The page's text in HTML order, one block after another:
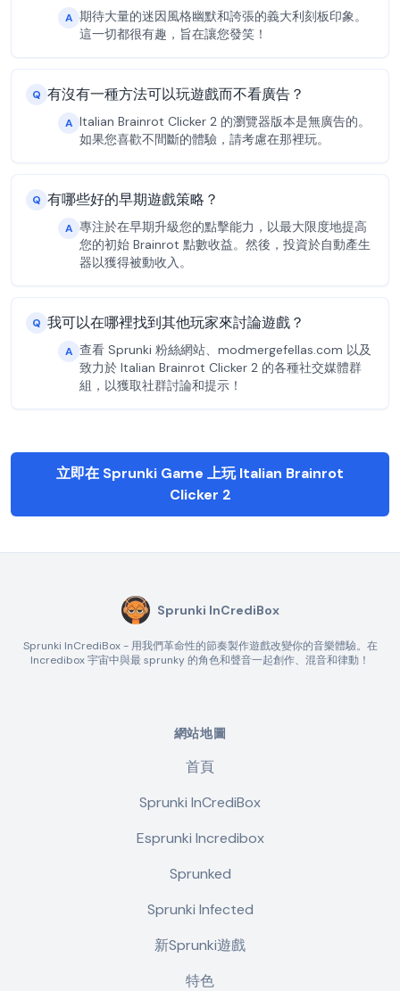
A 期待大量的迷因風格幽默和誇張的義大利刻板印象。
這一切都很有趣，旨在讓您發笑！
Q 有沒有一種方法可以玩遊戲而不看廣告？
A Italian Brainrot Clicker 2 的瀏覽器版本是無廣告的。
如果您喜歡不間斷的體驗，請考慮在那裡玩。
Q 有哪些好的早期遊戲策略？
A 專注於在早期升級您的點擊能力，以最大限度地提高
您的初始 Brainrot 點數收益。然後，投資於自動產生
器以獲得被動收入。
Q 我可以在哪裡找到其他玩家來討論遊戲？
A 查看 Sprunki 粉絲網站、modmergefellas.com 以及
致力於 Italian Brainrot Clicker 2 的各種社交媒體群
組，以獲取社群討論和提示！
立即在 Sprunki Game 上玩 Italian Brainrot
Clicker 2
Sprunki InCrediBox
Sprunki InCrediBox - 用我們革命性的節奏製作遊戲改變你的音樂體驗。在
Incredibox 宇宙中與最 sprunky 的角色和聲音一起創作、混音和律動！
網站地圖
首頁
Sprunki InCrediBox
Esprunki Incredibox
Sprunked
Sprunki Infected
新Sprunki遊戲
特色